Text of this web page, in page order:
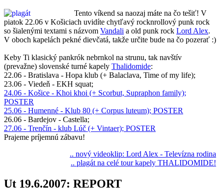
Tento víkend sa naozaj máte na čo tešiť! V
piatok 22.06 v Košiciach uvidíte chytľavý rocknrollový punk rock
so šialenými textami s názvom Vandali a old punk rock Lord Alex.
V oboch kapelách pekné dievčatá, takže určite bude na čo pozerať :)
Keby Ti klasický pankrók nebrnkol na strunu, tak navštív
(prevažne) slovenské turné kapely Thalidomide:
22.06 - Bratislava - Hopa klub (+ Balaclava, Time of my life);
23.06 - Viedeň - EKH squat;
24.06 - Košice - Khoi khoi (+ Scorbut, Supraphon family);
POSTER
25.06 - Humenné - Klub 80 (+ Corpus luteum); POSTER
26.06 - Bardejov - Castella;
27.06 - Trenčín - klub Lúč (+ Vintaer); POSTER
Prajeme príjemnú zábavu!
.. nový videoklip: Lord Alex - Televízna rodina
.. plagát na celé tour kapely THALIDOMIDE!
Ut 19.6.2007: REPORT